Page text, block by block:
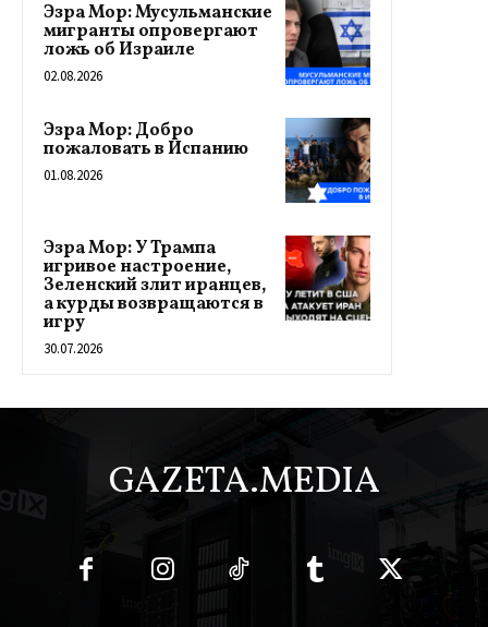
Эзра Мор: Мусульманские
мигранты опровергают
ложь об Израиле
02.08.2026
Эзра Мор: Добро
пожаловать в Испанию
01.08.2026
Эзра Мор: У Трампа
игривое настроение,
Зеленский злит иранцев,
а курды возвращаются в
игру
30.07.2026
GAZETA.MEDIA